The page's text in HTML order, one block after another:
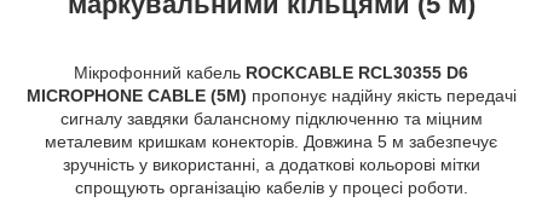
Мікрофонний кабель ROCKCABLE RCL30355 D6
MICROPHONE CABLE (5M) пропонує надійну якість передачі
сигналу завдяки балансному підключенню та міцним
металевим кришкам конекторів. Довжина 5 м забезпечує
зручність у використанні, а додаткові кольорові мітки
спрощують організацію кабелів у процесі роботи.